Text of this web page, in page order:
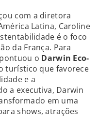
com a diretora
Latina, Caroline
é o foco
da França. Para
o Darwin Eco-
turístico que favorece
e a
a executiva, Darwin
em uma
shows, atrações